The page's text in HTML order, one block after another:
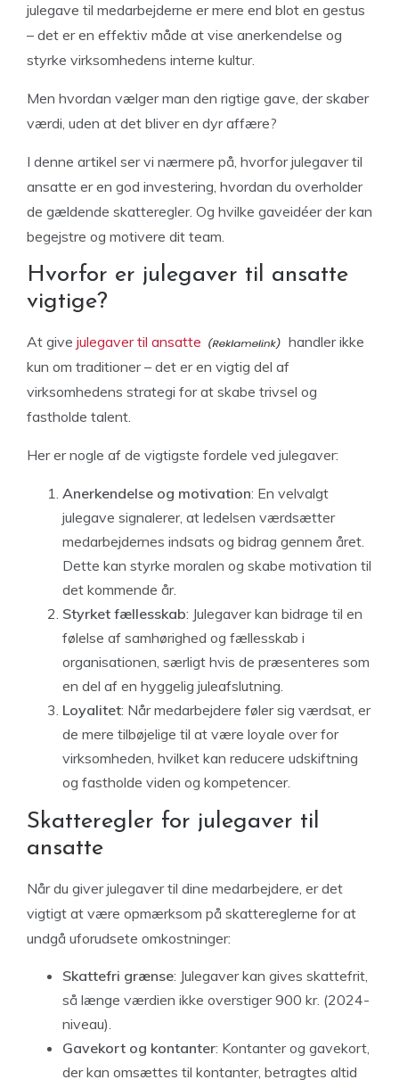
julegave til medarbejderne er mere end blot en gestus
– det er en effektiv måde at vise anerkendelse og
styrke virksomhedens interne kultur.
Men hvordan vælger man den rigtige gave, der skaber
værdi, uden at det bliver en dyr affære?
I denne artikel ser vi nærmere på, hvorfor julegaver til
ansatte er en god investering, hvordan du overholder
de gældende skatteregler. Og hvilke gaveidéer der kan
begejstre og motivere dit team.
Hvorfor er julegaver til ansatte
vigtige?
At give julegaver til ansatte
handler ikke
kun om traditioner – det er en vigtig del af
virksomhedens strategi for at skabe trivsel og
fastholde talent.
Her er nogle af de vigtigste fordele ved julegaver:
Anerkendelse og motivation: En velvalgt
julegave signalerer, at ledelsen værdsætter
medarbejdernes indsats og bidrag gennem året.
Dette kan styrke moralen og skabe motivation til
det kommende år.
Styrket fællesskab: Julegaver kan bidrage til en
følelse af samhørighed og fællesskab i
organisationen, særligt hvis de præsenteres som
en del af en hyggelig juleafslutning.
Loyalitet: Når medarbejdere føler sig værdsat, er
de mere tilbøjelige til at være loyale over for
virksomheden, hvilket kan reducere udskiftning
og fastholde viden og kompetencer.
Skatteregler for julegaver til
ansatte
Når du giver julegaver til dine medarbejdere, er det
vigtigt at være opmærksom på skattereglerne for at
undgå uforudsete omkostninger:
Skattefri grænse: Julegaver kan gives skattefrit,
så længe værdien ikke overstiger 900 kr. (2024-
niveau).
Gavekort og kontanter: Kontanter og gavekort,
der kan omsættes til kontanter, betragtes altid